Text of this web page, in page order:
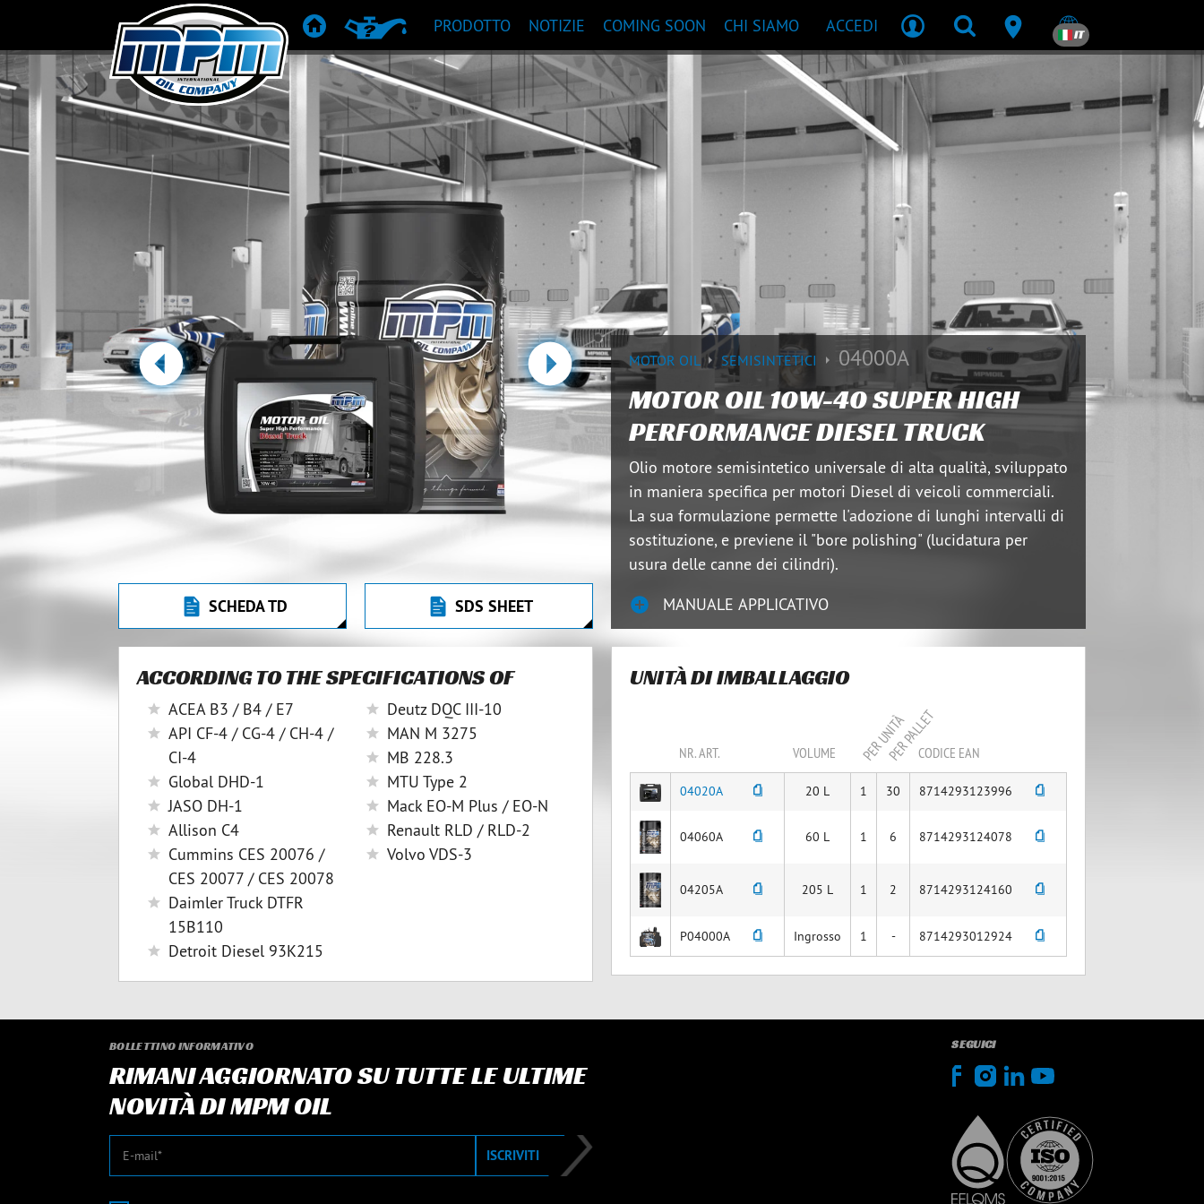
HOME RACCOMANDAZIONI PRODOTTI
PRODOTTO NOTIZIE COMING SOON CHI SIAMO ACCEDI IT
Precedente Prossimo
SCHEDA TD SDS SHEET
MOTOR OIL SEMISINTETICI 04000A
MOTOR OIL 10W-40 SUPER HIGH
PERFORMANCE DIESEL TRUCK
Olio motore semisintetico universale di alta qualità, sviluppato
in maniera specifica per motori Diesel di veicoli commerciali.
La sua formulazione permette l'adozione di lunghi intervalli di
sostituzione, e previene il "bore polishing" (lucidatura per
usura delle canne dei cilindri).
MANUALE APPLICATIVO
ACCORDING TO THE SPECIFICATIONS OF
ACEA B3 / B4 / E7
API CF-4 / CG-4 / CH-4 /
CI-4
Global DHD-1
JASO DH-1
Allison C4
Cummins CES 20076 /
CES 20077 / CES 20078
Daimler Truck DTFR
15B110
Detroit Diesel 93K215
Deutz DQC III-10
MAN M 3275
MB 228.3
MTU Type 2
Mack EO-M Plus / EO-N
Renault RLD / RLD-2
Volvo VDS-3
UNITÀ DI IMBALLAGGIO
NR. ART. VOLUME PER UNITÀPER PALLETCODICE EAN
04020A 20 L 1 30 8714293123996
04060A 60 L 1 6 8714293124078
04205A 205 L 1 2 8714293124160
P04000A Ingrosso 1 - 8714293012924
BOLLETTINO INFORMATIVO
RIMANI AGGIORNATO SU TUTTE LE ULTIME
NOVITÀ DI MPM OIL
E-mail ISCRIVITI
SEGUICI